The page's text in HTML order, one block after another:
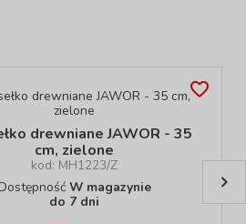
drewniane JAWOR - 35
cm, zielone
kod: MH1223/Z
W magazynie
do 7 dni